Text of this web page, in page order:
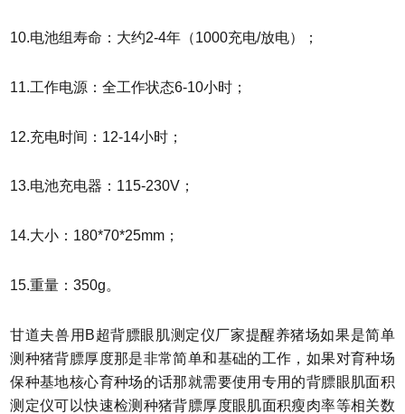
10.电池组寿命：大约2-4年（1000充电/放电）；
11.工作电源：全工作状态6-10小时；
12.充电时间：12-14小时；
13.电池充电器：115-230V；
14.大小：180*70*25mm；
15.重量：350g。
甘道夫兽用B超背膘眼肌测定仪厂家提醒养猪场如果是简单
测种猪背膘厚度那是非常简单和基础的工作，如果对育种场
保种基地核心育种场的话那就需要使用专用的背膘眼肌面积
测定仪可以快速检测种猪背膘厚度眼肌面积瘦肉率等相关数